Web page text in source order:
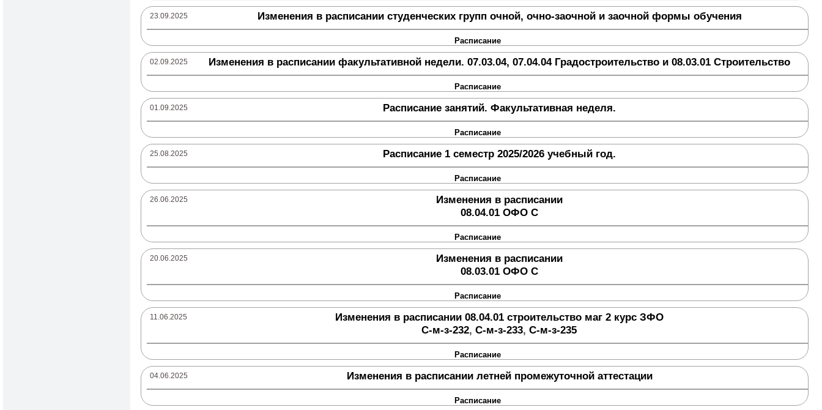
23.09.2025 Изменения в расписании студенческих групп очной, очно-заочной и заочной формы обучения
Расписание
02.09.2025 Изменения в расписании факультативной недели. 07.03.04, 07.04.04 Градостроительство и 08.03.01 Строительство
Расписание
01.09.2025 Расписание занятий. Факультативная неделя.
Расписание
25.08.2025 Расписание 1 семестр 2025/2026 учебный год.
Расписание
26.06.2025
Изменения в расписании
08.04.01 ОФО С
Расписание
20.06.2025
Изменения в расписании
08.03.01 ОФО С
Расписание
11.06.2025
Изменения в расписании 08.04.01 строительство маг 2 курс ЗФО
С-м-з-232, С-м-з-233, С-м-з-235
Расписание
04.06.2025 Изменения в расписании летней промежуточной аттестации
Расписание